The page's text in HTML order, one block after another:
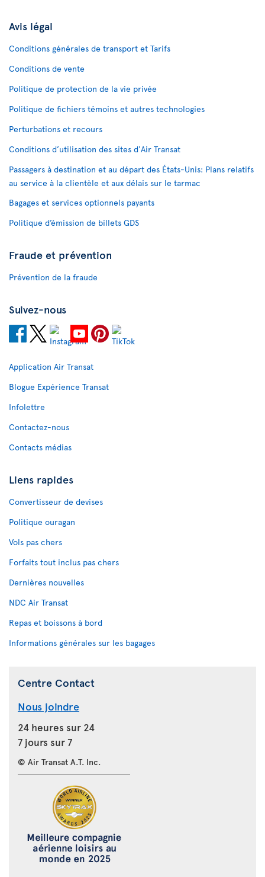
Avis légal
Conditions générales de transport et Tarifs
Conditions de vente
Politique de protection de la vie privée
Politique de fichiers témoins et autres technologies
Perturbations et recours
Conditions d’utilisation des sites d'Air Transat
Passagers à destination et au départ des États-Unis: Plans relatifs
au service à la clientèle et aux délais sur le tarmac
Bagages et services optionnels payants
Politique d’émission de billets GDS
Fraude et prévention
Prévention de la fraude
Suivez-nous
Application Air Transat
Blogue Expérience Transat
Infolettre
Contactez-nous
Contacts médias
Liens rapides
Convertisseur de devises
Politique ouragan
Vols pas chers
Forfaits tout inclus pas chers
Dernières nouvelles
NDC Air Transat
Repas et boissons à bord
Informations générales sur les bagages
Centre Contact
Nous joindre
24 heures sur 24
7 jours sur 7
© Air Transat A.T. Inc.